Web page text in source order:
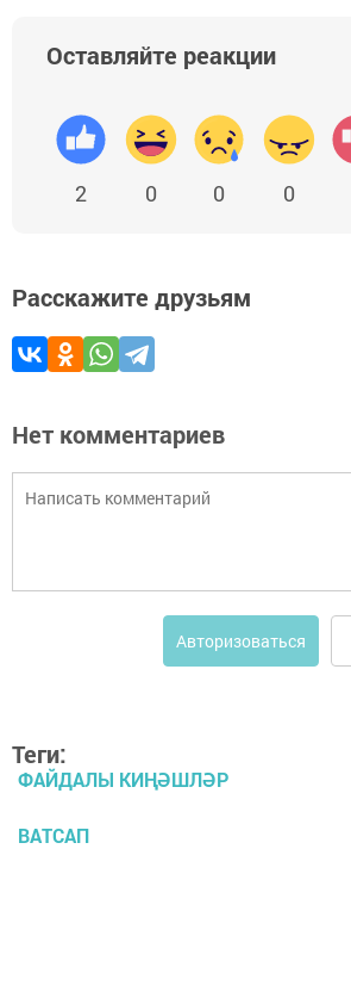
Оставляйте реакции
2 0 0 0
Расскажите друзьям
Нет комментариев
Авторизоваться
Теги:
ФАЙДАЛЫ КИҢӘШЛӘР
ВАТСАП